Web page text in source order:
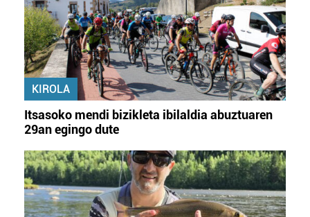
Lortu zure datu pertsonalak prozesatzeko moduari
buruzko informazio gehiago eta ezarri zure lehentasunak
datuen atalean. Edozein unetan alda edo ken dezakezu
zure baimena Cookieen adierazpenean.
Webgune honek cookie propioak eta hirugarrenen cookie-
fitxategiak erabiltzen ditu. Zure esperientzia eta
zerbitzuak hobetzeko asmoz, cookie teknologiaz
baliatzen gara. Ohar hau onartuz gero, teknologia hori
erabiltzeko baimen esplizitua ematen diguzu.Gehiago
irakurri
KIROLA
Itsasoko mendi bizikleta ibilaldia abuztuaren
29an egingo dute